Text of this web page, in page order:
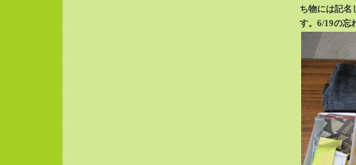
ち物には記名
す。6/19の忘